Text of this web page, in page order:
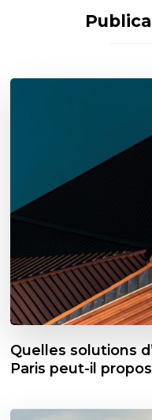
Quelles solutions
Paris peut-il